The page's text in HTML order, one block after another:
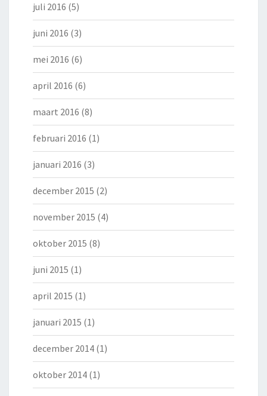
juli 2016 (5)
juni 2016 (3)
mei 2016 (6)
april 2016 (6)
maart 2016 (8)
februari 2016 (1)
januari 2016 (3)
december 2015 (2)
november 2015 (4)
oktober 2015 (8)
juni 2015 (1)
april 2015 (1)
januari 2015 (1)
december 2014 (1)
oktober 2014 (1)